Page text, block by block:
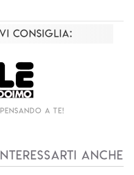
consiglia:
anche